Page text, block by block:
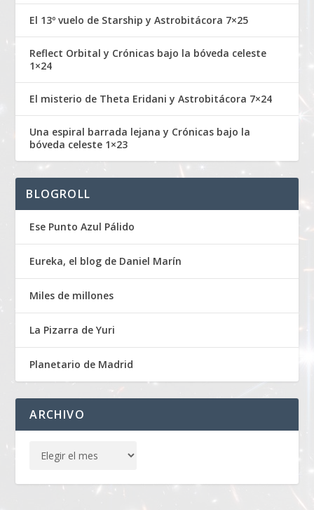
El 13º vuelo de Starship y Astrobitácora 7×25
Reflect Orbital y Crónicas bajo la bóveda celeste
1×24
El misterio de Theta Eridani y Astrobitácora 7×24
Una espiral barrada lejana y Crónicas bajo la
bóveda celeste 1×23
BLOGROLL
Ese Punto Azul Pálido
Eureka, el blog de Daniel Marín
Miles de millones
La Pizarra de Yuri
Planetario de Madrid
ARCHIVO